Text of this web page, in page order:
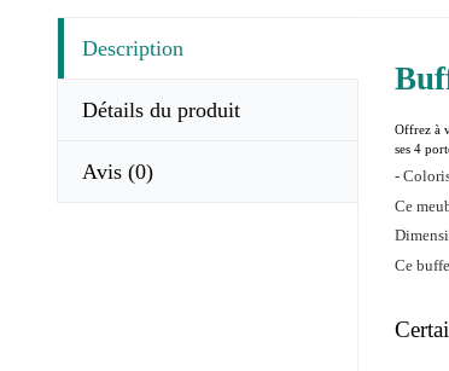
Description
Détails du produit
Avis (0)
Offrez à
ses 4
-
Ce
Ce